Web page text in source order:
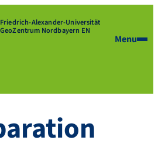
Friedrich-Alexander-Universität
GeoZentrum Nordbayern EN
Menu